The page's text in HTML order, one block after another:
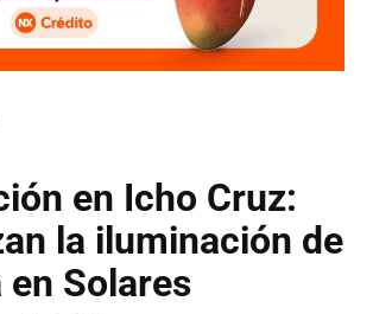
en Icho Cruz:
la iluminación de
Solares